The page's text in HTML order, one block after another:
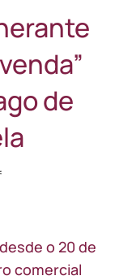
de
Comments
itinerante
“Emerxencia
o 20 de
comercial